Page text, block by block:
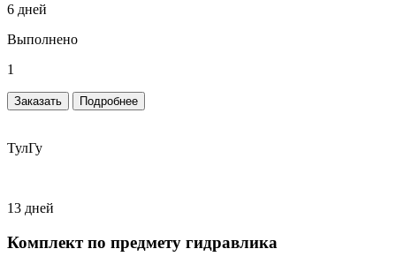
6 дней
Выполнено
1
Заказать Подробнее
ТулГу
13 дней
Комплект по предмету гидравлика